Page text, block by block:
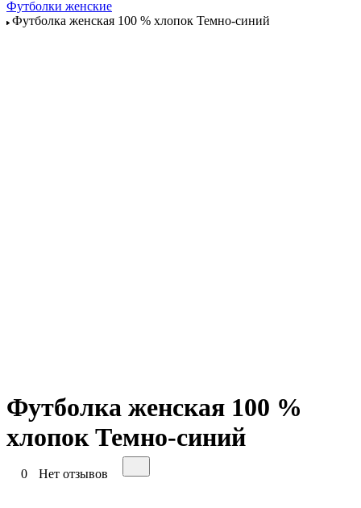
Футболки женские
Футболка женская 100 % хлопок Темно-синий
Футболка женская 100 %
хлопок Темно-синий
0 Нет отзывов